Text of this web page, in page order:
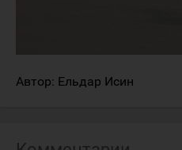
Автор: Ельдар Исин